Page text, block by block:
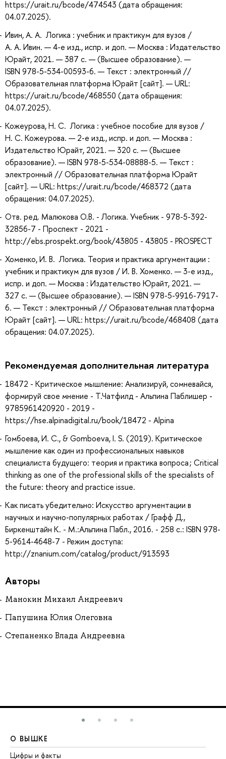
https://urait.ru/bcode/474543 (дата обращения:
04.07.2025).
Ивин, А. А. Логика : учебник и практикум для вузов /
А. А. Ивин. — 4-е изд., испр. и доп. — Москва : Издательство
Юрайт, 2021. — 387 с. — (Высшее образование). —
ISBN 978-5-534-00593-6. — Текст : электронный //
Образовательная платформа Юрайт [сайт]. — URL:
https://urait.ru/bcode/468550 (дата обращения:
04.07.2025).
Кожеурова, Н. С. Логика : учебное пособие для вузов /
Н. С. Кожеурова. — 2-е изд., испр. и доп. — Москва :
Издательство Юрайт, 2021. — 320 с. — (Высшее
образование). — ISBN 978-5-534-08888-5. — Текст :
электронный // Образовательная платформа Юрайт
[сайт]. — URL: https://urait.ru/bcode/468372 (дата
обращения: 04.07.2025).
Отв. ред. Малюкова О.В. - Логика. Учебник - 978-5-392-
32856-7 - Проспект - 2021 -
http://ebs.prospekt.org/book/43805 - 43805 - PROSPECT
Хоменко, И. В. Логика. Теория и практика аргументации :
учебник и практикум для вузов / И. В. Хоменко. — 3-е изд.,
испр. и доп. — Москва : Издательство Юрайт, 2021. —
327 с. — (Высшее образование). — ISBN 978-5-9916-7917-
6. — Текст : электронный // Образовательная платформа
Юрайт [сайт]. — URL: https://urait.ru/bcode/468408 (дата
обращения: 04.07.2025).
Рекомендуемая дополнительная литература
18472 - Критическое мышление: Анализируй, сомневайся,
формируй свое мнение - Т.Чатфилд - Альпина Паблишер -
9785961420920 - 2019 -
https://hse.alpinadigital.ru/book/18472 - Alpina
Гомбоева, И. С., & Gomboeva, I. S. (2019). Критическое
мышление как один из профессиональных навыков
специалиста будущего: теория и практика вопроса ; Critical
thinking as one of the professional skills of the specialists of
the future: theory and practice issue.
Как писать убедительно: Искусство аргументации в
научных и научно-популярных работах / Графф Д.,
Биркенштайн К. - М.:Альпина Пабл., 2016. - 258 с.: ISBN 978-
5-9614-4648-7 - Режим доступа:
http://znanium.com/catalog/product/913593
Авторы
Манокин Михаил Андреевич
Папушина Юлия Олеговна
Степаненко Влада Андреевна
О ВЫШКЕ
Цифры и факты